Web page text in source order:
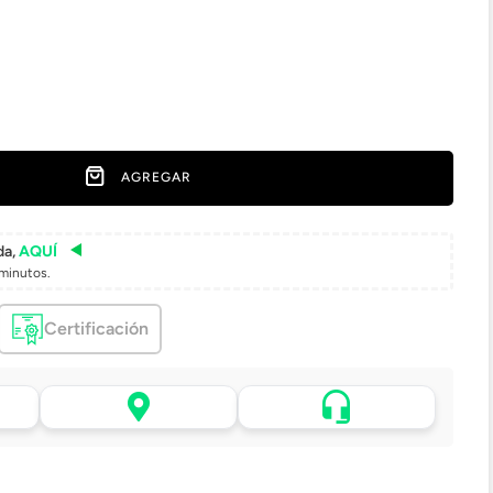
AGREGAR
AQUÍ
Certificación
tu
Retiro en tienda sin costo
Asistencia de venta por
WhatsApp